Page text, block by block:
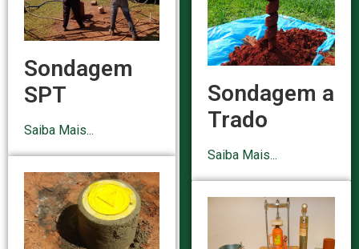
Sondagem
SPT
Saiba Mais...
Sondagem a
Trado
Saiba Mais...